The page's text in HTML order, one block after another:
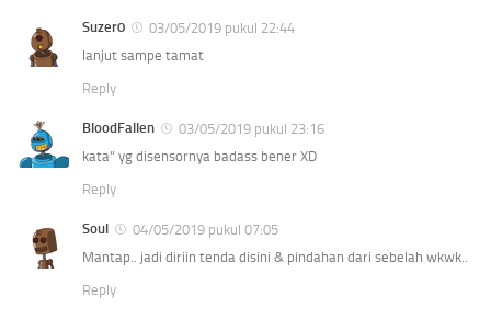
Suzer0
03/05/2019 pukul 22:44
lanjut sampe tamat
Reply
BloodFallen
03/05/2019 pukul 23:16
kata” yg disensornya badass bener XD
Reply
Soul
04/05/2019 pukul 07:05
Mantap.. jadi diriin tenda disini & pindahan dari sebelah wkwk..
Reply